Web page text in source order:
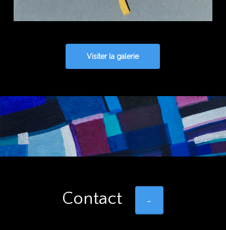
Visiter la galerie
Contact →